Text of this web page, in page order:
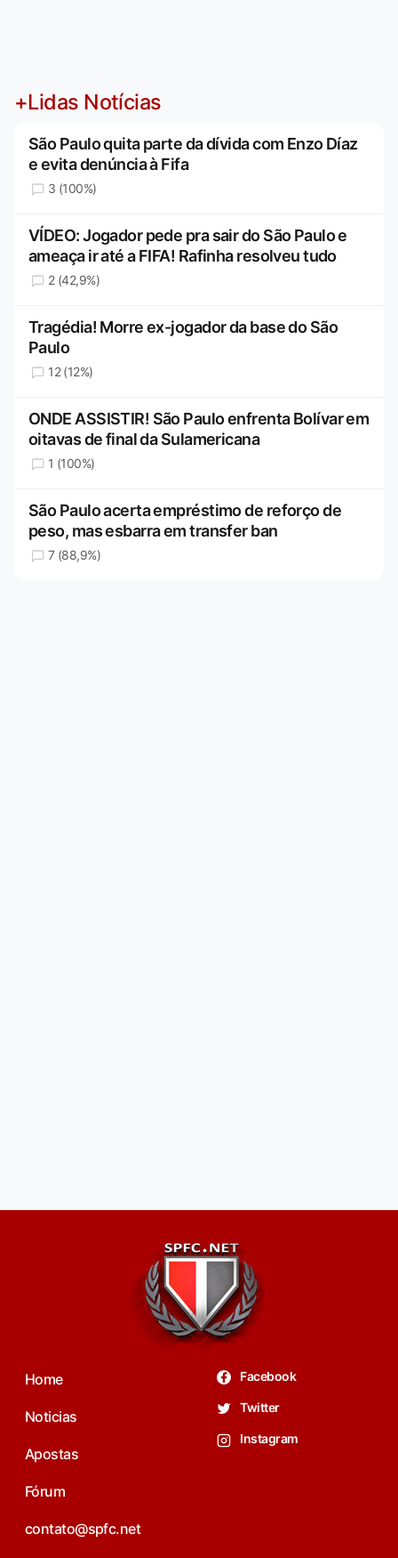
+Lidas Notícias
São Paulo quita parte da dívida com Enzo Díaz
e evita denúncia à Fifa
3 (100%)
VÍDEO: Jogador pede pra sair do São Paulo e
ameaça ir até a FIFA! Rafinha resolveu tudo
2 (42,9%)
Tragédia! Morre ex-jogador da base do São
Paulo
12 (12%)
ONDE ASSISTIR! São Paulo enfrenta Bolívar em
oitavas de final da Sulamericana
1 (100%)
São Paulo acerta empréstimo de reforço de
peso, mas esbarra em transfer ban
7 (88,9%)
Home
Noticias
Apostas
Fórum
contato@spfc.net
Facebook
Twitter
Instagram